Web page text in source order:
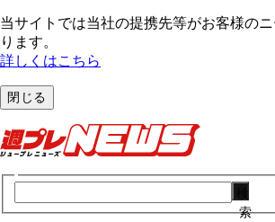
当サイトでは当社の提携先等がお客様の
ります。
詳しくはこちら
閉じる
索